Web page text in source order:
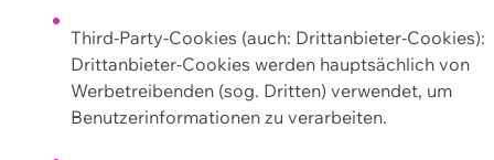
Third-Party-Cookies (auch: Drittanbieter-Cookies):
Drittanbieter-Cookies werden hauptsächlich von
Werbetreibenden (sog. Dritten) verwendet, um
Benutzerinformationen zu verarbeiten.